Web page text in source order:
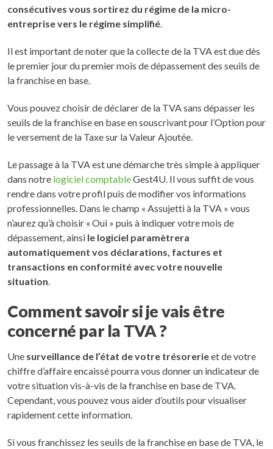
consécutives vous sortirez du régime de la micro-
entreprise vers le régime simplifié.
Il est important de noter que la collecte de la TVA est due dès
le premier jour du premier mois de dépassement des seuils de
la franchise en base.
Vous pouvez choisir de déclarer de la TVA sans dépasser les
seuils de la franchise en base en souscrivant pour l’Option pour
le versement de la Taxe sur la Valeur Ajoutée.
Le passage à la TVA est une démarche très simple à appliquer
dans notre logiciel comptableGest4U. Il vous suffit de vous
rendre dans votre profil puis de modifier vos informations
professionnelles. Dans le champ « Assujetti à la TVA » vous
n’aurez qu’à choisir « Oui » puis à indiquer votre mois de
dépassement, ainsi le logiciel paramètrera
automatiquement vos déclarations, factures et
transactions en conformité avec votre nouvelle
situation.
Comment savoir si je vais être
concerné par la TVA ?
Une surveillance de l’état de votre trésorerieet de votre
chiffre d’affaire encaissé pourra vous donner un indicateur de
votre situation vis-à-vis de la franchise en base de TVA.
Cependant, vous pouvez vous aider d’outils pour visualiser
rapidement cette information.
Si vous franchissez les seuils de la franchise en base de TVA, le